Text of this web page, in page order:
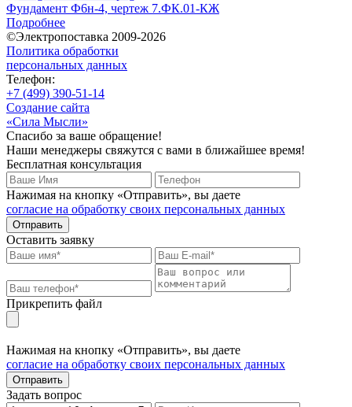
Фундамент Ф6н-4, чертеж 7.ФК.01-КЖ
Подробнее
©Электропоставка 2009-2026
Политика обработки
персональных данных
Телефон:
+7 (499) 390-51-14
Создание сайта
«Сила Мысли»
Спасибо за ваше обращение!
Наши менеджеры свяжутся с вами в ближайшее время!
Бесплатная консультация
Нажимая на кнопку «Отправить», вы даете
согласие на обработку своих персональных данных
Отправить
Оставить заявку
Прикрепить файл
Нажимая на кнопку «Отправить», вы даете
согласие на обработку своих персональных данных
Отправить
Задать вопрос